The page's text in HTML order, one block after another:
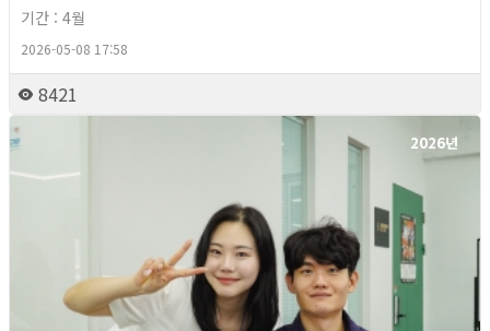
기간 : 4월
2026-05-08 17:58
8421
2026년